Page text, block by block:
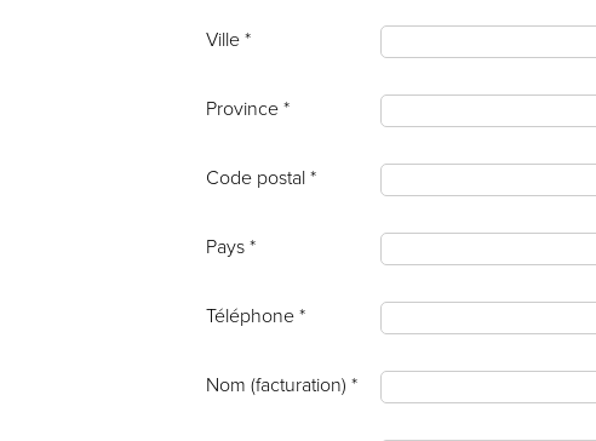
Ville *
Province *
Code postal *
Pays *
Téléphone *
Nom (facturation) *